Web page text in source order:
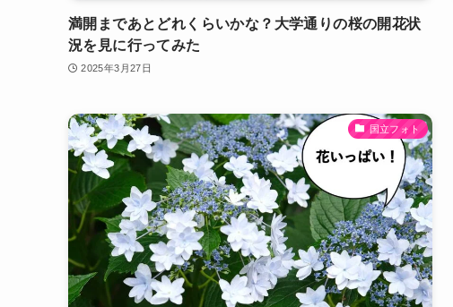
満開まであとどれくらいかな？大学通りの桜の開花状
況を見に行ってみた
2025年3月27日
国立フォト